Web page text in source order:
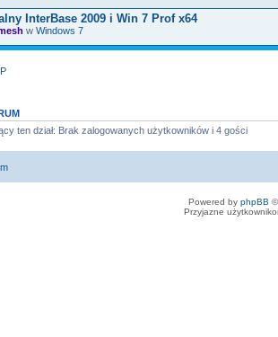
InterBase 2009 i Win 7 Prof x64
w Windows 7
ten dział: Brak zalogowanych użytkowników i 4 gości
Powered by phpBB
Przyjazne